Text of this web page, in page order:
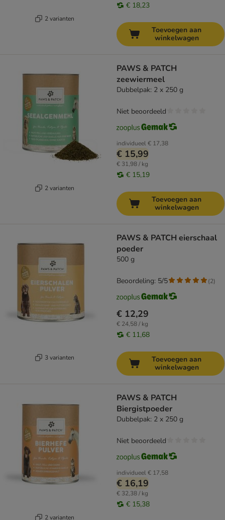
2 varianten
€ 18,23
Toevoegen aan
winkelwagen
2 varianten
PAWS & PATCH
zeewiermeel
Dubbelpak: 2 x 250 g
individueel€ 17,38
€ 15,99
€ 31,98 / kg
€ 15,19
Niet beoordeeld
Toevoegen aan
winkelwagen
3 varianten
PAWS & PATCH eierschaal
poeder
500 g
€ 12,29
€ 24,58 / kg
€ 11,68
Beoordeling: 5/5 (2)
Toevoegen aan
winkelwagen
2 varianten
PAWS & PATCH
Biergistpoeder
Dubbelpak: 2 x 250 g
individueel€ 17,58
€ 16,19
€ 32,38 / kg
€ 15,38
Niet beoordeeld